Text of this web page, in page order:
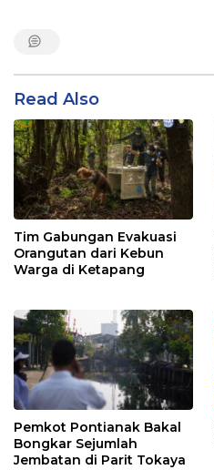
Read Also
Tim Gabungan Evakuasi
Orangutan dari Kebun
Warga di Ketapang
Pemkot Pontianak Bakal
Bongkar Sejumlah
Jembatan di Parit Tokaya